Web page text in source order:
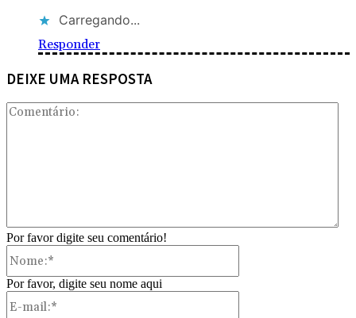
Carregando...
Responder
DEIXE UMA RESPOSTA
Por favor digite seu comentário!
Por favor, digite seu nome aqui